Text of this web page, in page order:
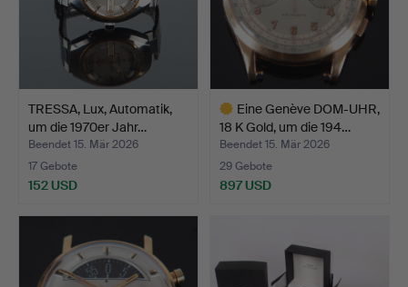
TRESSA, Lux, Automatik,
um die 1970er Jahr…
Beendet 15. Mär 2026
17 Gebote
152 USD
Eine Genève DOM-UHR,
18 K Gold, um die 194…
Beendet 15. Mär 2026
29 Gebote
897 USD